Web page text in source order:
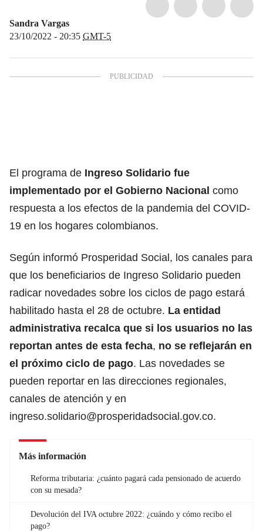
Sandra Vargas
23/10/2022 - 20:35 GMT-5
El programa de Ingreso Solidario fue
implementado por el Gobierno Nacional como
respuesta a los efectos de la pandemia del COVID-
19 en los hogares colombianos.
Según informó Prosperidad Social, los canales para
que los beneficiarios de Ingreso Solidario pueden
radicar novedades sobre los ciclos de pago estará
habilitado hasta el 28 de octubre. La entidad
administrativa recalca que si los usuarios no las
reportan antes de esta fecha, no se reflejarán en
el próximo ciclo de pago. Las novedades se
pueden reportar en las direcciones regionales,
canales de atención y en
ingreso.solidario@prosperidadsocial.gov.co.
Más información
Reforma tributaria: ¿cuánto pagará cada pensionado de acuerdo
con su mesada?
Devolución del IVA octubre 2022: ¿cuándo y cómo recibo el
pago?